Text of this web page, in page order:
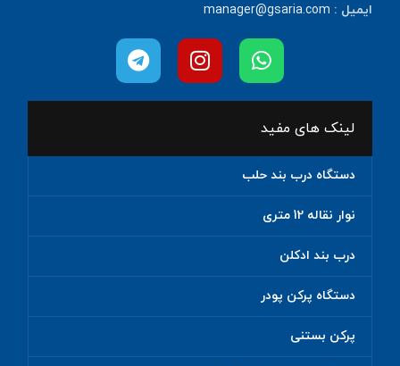
ایمیل : manager@gsaria.com
لینک های مفید
دستگاه درب بند حلب
نوار نقاله 12 متری
درب بند ادکلن
دستگاه پرکن پودر
پرکن بستنی